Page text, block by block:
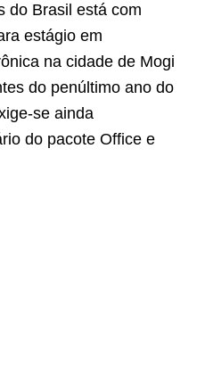
do Brasil está com
estágio em
na cidade de Mogi
do penúltimo ano do
se ainda
do pacote Office e